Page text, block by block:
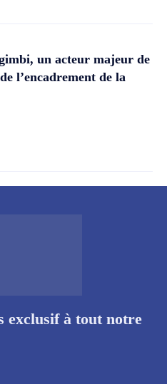
un acteur majeur de
l’encadrement de la
exclusif à tout notre